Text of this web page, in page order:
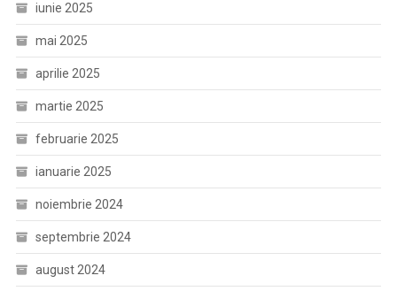
iunie 2025
mai 2025
aprilie 2025
martie 2025
februarie 2025
ianuarie 2025
noiembrie 2024
septembrie 2024
august 2024